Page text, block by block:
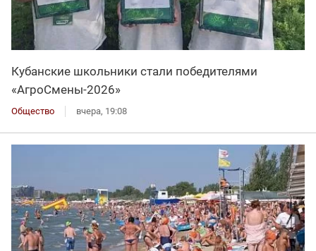
Кубанские школьники стали победителями
«АгроСмены-2026»
Общество вчера, 19:08